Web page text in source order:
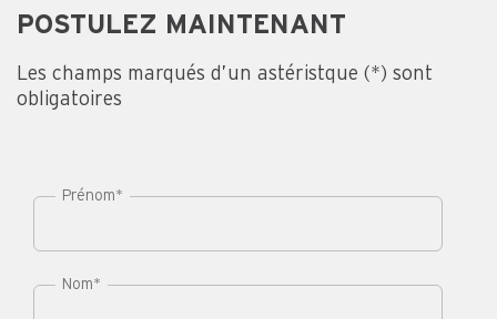
POSTULEZ MAINTENANT
Les champs marqués d’un astéristque (*) sont
obligatoires
Prénom*
Nom*